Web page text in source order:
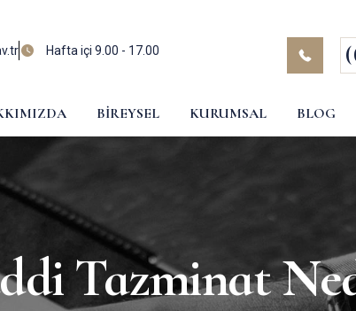
Hafta içi 9.00 - 17.00
BIREYSEL KURUMSAL BLOG
Tazminat